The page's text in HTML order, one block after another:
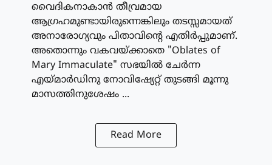
വൈദികനാകാന്‍ തീവ്രമായ
ആഗ്രഹമുണ്ടായിരുന്നെങ്കിലും തടസ്സമായത്
അനാരോഗ്യവും പിതാവിന്റെ എതിര്‍പ്പുമാണ്.
അതൊന്നും വകവയ്ക്കാതെ "Oblates of
Mary Immaculate" സഭയില്‍ ചേര്‍ന്ന
എയ്മാര്‍ഡിനു നോവിഷ്യേറ്റ് തുടങ്ങി മൂന്നു
മാസത്തിനുശേഷം ...
Read More